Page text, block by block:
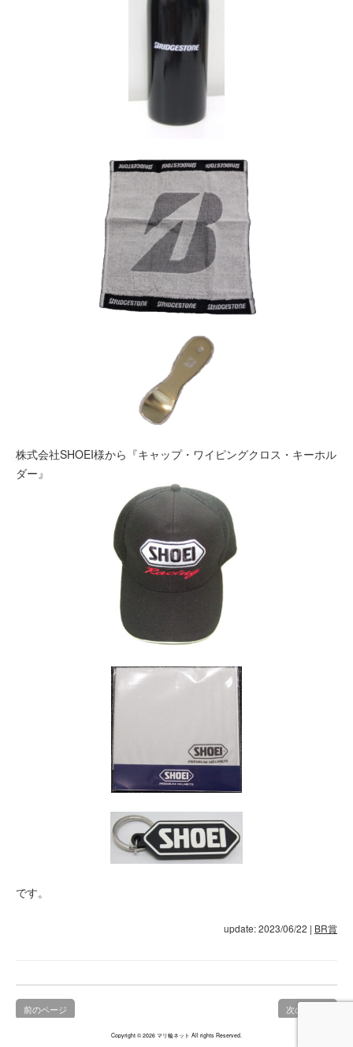
株式会社SHOEI様から『キャップ・ワイピングクロス・キーホル
ダー』
です。
update: 2023/06/22 | BR賞
前のページ 次のページ
Copyright © 2026 マリ輪ネット All rights Reserved.